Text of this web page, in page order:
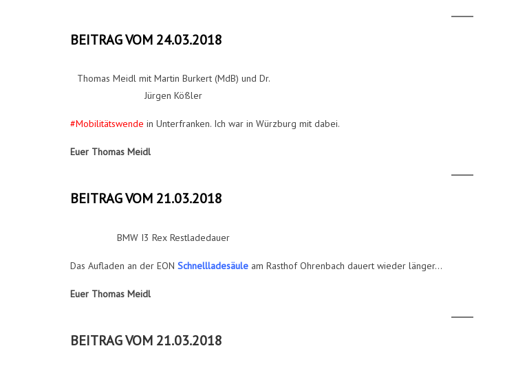
BEITRAG VOM 24.03.2018
Thomas Meidl mit Martin Burkert (MdB) und Dr.
Jürgen Kößler
#Mobilitätswende in Unterfranken. Ich war in Würzburg mit dabei.
Euer Thomas Meidl
BEITRAG VOM 21.03.2018
BMW I3 Rex Restladedauer
Das Aufladen an der EON Schnellladesäule am Rasthof Ohrenbach dauert wieder länger…
Euer Thomas Meidl
BEITRAG VOM 21.03.2018